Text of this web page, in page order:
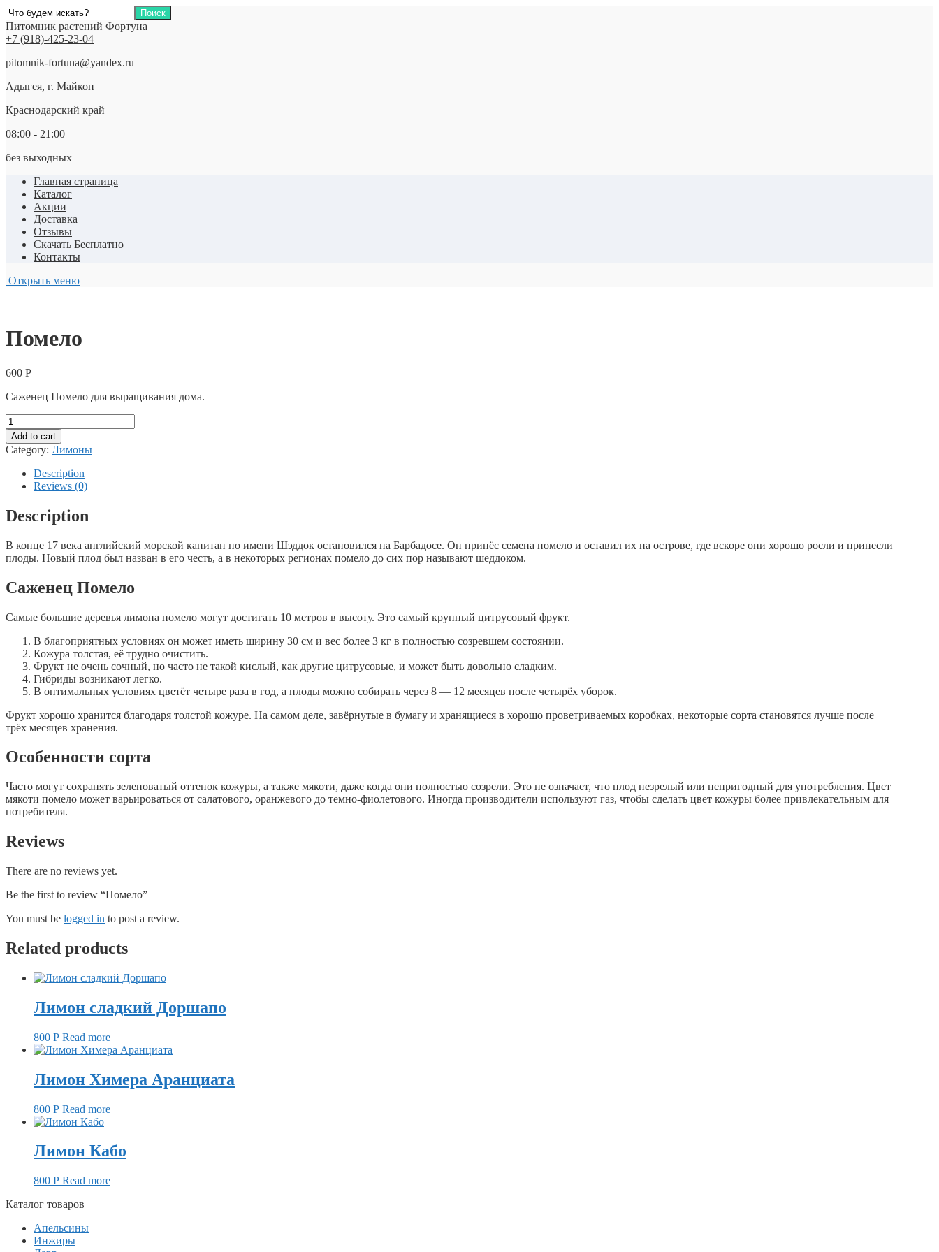
Питомник растений Фортуна
+7 (918)-425-23-04
pitomnik-fortuna@yandex.ru
Адыгея, г. Майкоп
Краснодарский край
08:00 - 21:00
без выходных
Главная страница
Каталог
Акции
Доставка
Отзывы
Скачать Бесплатно
Контакты
Открыть меню
Помело
600 Р
Саженец Помело для выращивания дома.
Помело
quantity
Add to cart
Category: Лимоны
Description
Reviews (0)
Description
В конце 17 века английский морской капитан по имени Шэддок остановился на Барбадосе. Он принёс семена помело и оставил их на острове, где вскоре они хорошо росли и принесли
плоды. Новый плод был назван в его честь, а в некоторых регионах помело до сих пор называют шеддоком.
Саженец Помело
Самые большие деревья лимона помело могут достигать 10 метров в высоту. Это самый крупный цитрусовый фрукт.
В благоприятных условиях он может иметь ширину 30 см и вес более 3 кг в полностью созревшем состоянии.
Кожура толстая, её трудно очистить.
Фрукт не очень сочный, но часто не такой кислый, как другие цитрусовые, и может быть довольно сладким.
Гибриды возникают легко.
В оптимальных условиях цветёт четыре раза в год, а плоды можно собирать через 8 — 12 месяцев после четырёх уборок.
Фрукт хорошо хранится благодаря толстой кожуре. На самом деле, завёрнутые в бумагу и хранящиеся в хорошо проветриваемых коробках, некоторые сорта становятся лучше после
трёх месяцев хранения.
Особенности сорта
Часто могут сохранять зеленоватый оттенок кожуры, а также мякоти, даже когда они полностью созрели. Это не означает, что плод незрелый или непригодный для употребления. Цвет
мякоти помело может варьироваться от салатового, оранжевого до темно-фиолетового. Иногда производители используют газ, чтобы сделать цвет кожуры более привлекательным для
потребителя.
Reviews
There are no reviews yet.
Be the first to review “Помело”
You must be logged in to post a review.
Related products
Лимон сладкий Доршапо
800 Р Read more
Лимон Химера Аранциата
800 Р Read more
Лимон Кабо
800 Р Read more
Каталог товаров
Апельсины
Инжиры